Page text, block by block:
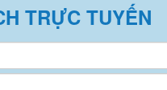
TRỰC TUYẾN